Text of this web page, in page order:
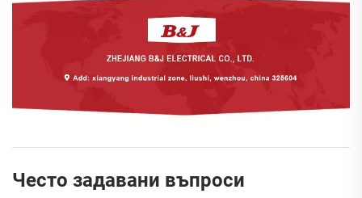
Често задавани въпроси